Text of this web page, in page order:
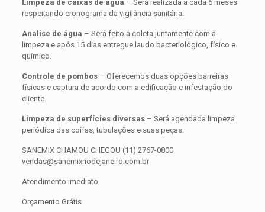
Limpeza de caixas de água – Será realizada a cada 6 meses
respeitando cronograma da vigilância sanitária.
Analise de água – Será feito a coleta juntamente com a
limpeza e após 15 dias entregue laudo bacteriológico, físico e
químico.
Controle de pombos– Oferecemos duas opções barreiras
físicas e captura de acordo com a edificação e infestação do
cliente.
Limpeza de superfícies diversas– Será agendada limpeza
periódica das coifas, tubulações e suas peças.
SANEMIX CHAMOU CHEGOU (11) 2767-0800
vendas@sanemixriodejaneiro.com.br
Atendimento imediato
Orçamento Grátis